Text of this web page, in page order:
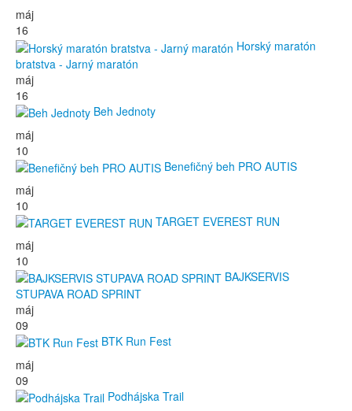
máj
16
Horský maratón
bratstva - Jarný maratón
máj
16
Beh Jednoty
máj
10
Benefičný beh PRO AUTIS
máj
10
TARGET EVEREST RUN
máj
10
BAJKSERVIS
STUPAVA ROAD SPRINT
máj
09
BTK Run Fest
máj
09
Podhájska Trail